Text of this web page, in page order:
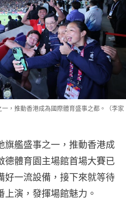
，推動香港成為國際體育盛事之都。（李家
旗艦盛事之一，推動香港成
德體育園主場館首場大賽已
好一流設備，接下來就等待
演，發揮場館魅力。